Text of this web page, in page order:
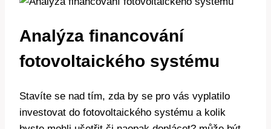
Analýza financování
fotovoltaického systému
Stavíte se nad tím, zda by se pro vás vyplatilo
investovat do fotovoltaického systému a kolik